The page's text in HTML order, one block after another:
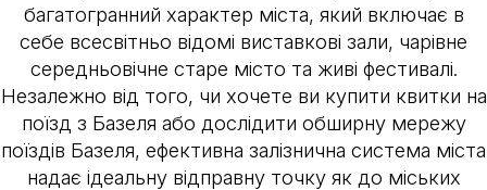
багатогранний характер міста, який включає в
себе всесвітньо відомі виставкові зали, чарівне
середньовічне старе місто та живі фестивалі.
Незалежно від того, чи хочете ви купити квитки на
поїзд з Базеля або дослідити обширну мережу
поїздів Базеля, ефективна залізнична система міста
надає ідеальну відправну точку як до міських